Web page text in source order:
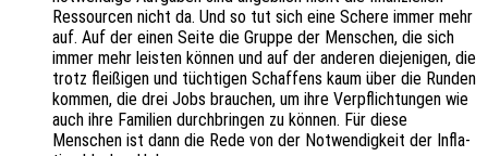
Ressour­cen nicht da. Und so tut sich eine Schere immer mehr
auf. Auf der einen Seite die Gruppe der Menschen, die sich
immer mehr leis­ten können und auf der ande­ren dieje­ni­gen, die
trotz flei­ßi­gen und tüch­ti­gen Schaf­fens kaum über die Runden
kommen, die drei Jobs brau­chen, um ihre Verpflich­tun­gen wie
auch ihre Fami­li­en durch­brin­gen zu können. Für diese
Menschen ist dann die Rede von der Notwen­dig­keit der Infla­